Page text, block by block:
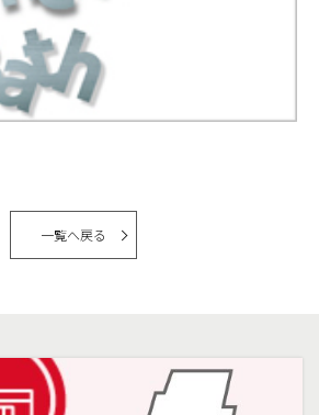
一覧へ戻る